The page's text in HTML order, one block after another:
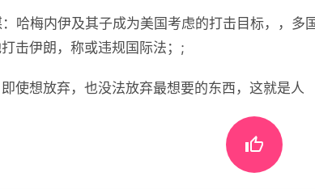
哈梅内伊及其子成为美国考虑的打击目标，，多
击伊朗，称或违规国际法；;
即使想放弃，也没法放弃最想要的东西，这就是人
